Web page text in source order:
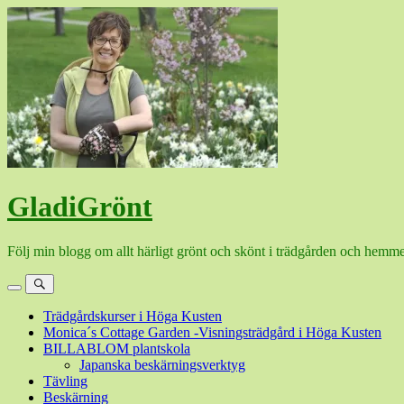
Hoppa
GladiGrönt
Följ min blogg om allt härligt grönt och skönt i trädgården och
MenySök
Trädgårdskurser i Höga Kusten
Monica´s Cottage Garden -Visningsträdgård i Höga Kusten
BILLABLOM plantskola
Japanska beskärningsverktyg
Tävling
Beskärning